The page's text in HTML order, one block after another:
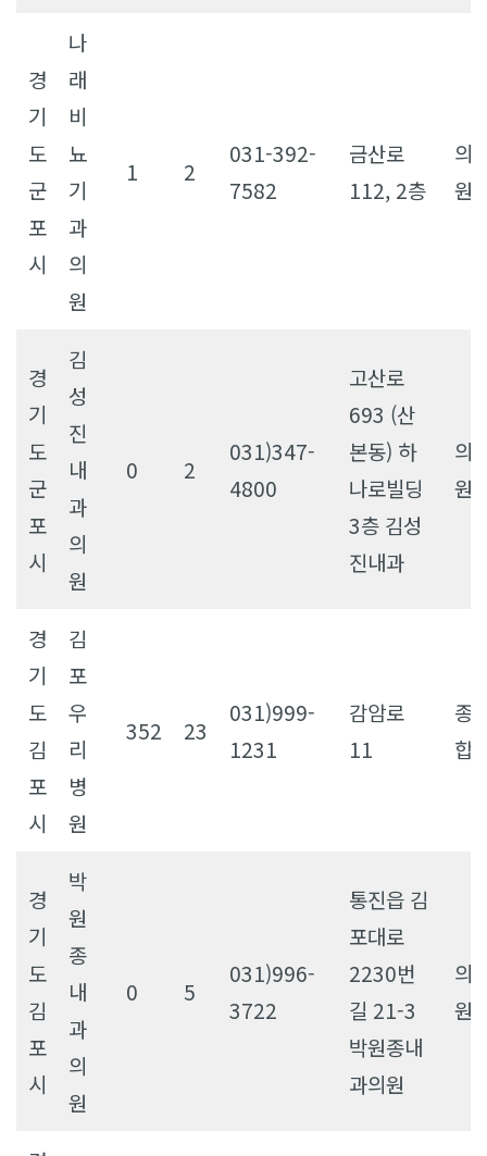
경
기
도
군
포
시
나
래
비
뇨
기
과
의
원
1 2
031-392-
7582
금산로
112, 2층
의
원
경
기
도
군
포
시
김
성
진
내
과
의
원
0 2
031)347-
4800
고산로
693 (산
본동) 하
나로빌딩
3층 김성
진내과
의
원
경
기
도
김
포
시
김
포
우
리
병
원
352 23
031)999-
1231
감암로
11
종
합
경
기
도
김
포
시
박
원
종
내
과
의
원
0 5
031)996-
3722
통진읍 김
포대로
2230번
길 21-3
박원종내
과의원
의
원